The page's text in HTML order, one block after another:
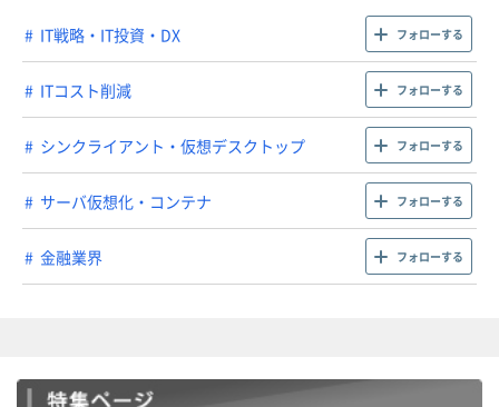
IT戦略・IT投資・DX フォローする
ITコスト削減 フォローする
シンクライアント・仮想デスクトップ フォローする
サーバ仮想化・コンテナ フォローする
金融業界 フォローする